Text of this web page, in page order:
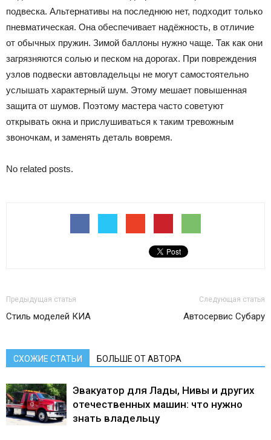
подвеска. Альтернативы на последнюю нет, подходит только
пневматическая. Она обеспечивает надёжность, в отличие
от обычных пружин. Зимой баллоны нужно чаще. Так как они
загрязняются солью и песком на дорогах. При повреждения
узлов подвески автовладельцы не могут самостоятельно
услышать характерный шум. Этому мешает повышенная
защита от шумов. Поэтому мастера часто советуют
открывать окна и прислушиваться к таким тревожным
звоночкам, и заменять деталь вовремя.
No related posts.
Предыдущая статья
Стиль моделей КИА
Следующая статья
Автосервис Субару
СХОЖИЕ СТАТЬИ БОЛЬШЕ ОТ АВТОРА
Эвакуатор для Лады, Нивы и других
отечественных машин: что нужно
знать владельцу